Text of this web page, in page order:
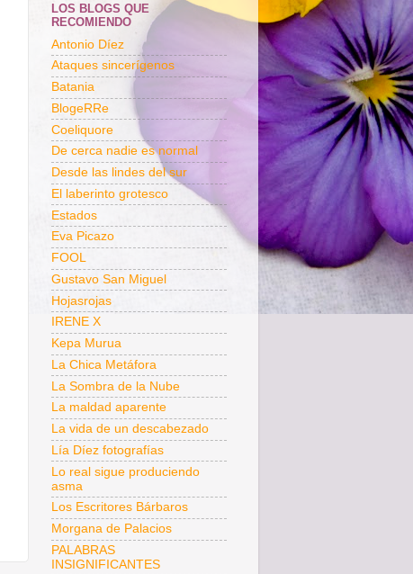
LOS BLOGS QUE
RECOMIENDO
Antonio Díez
Ataques sincerígenos
Batania
BlogeRRe
Coeliquore
De cerca nadie es normal
Desde las lindes del sur
El laberinto grotesco
Estados
Eva Picazo
FOOL
Gustavo San Miguel
Hojasrojas
IRENE X
Kepa Murua
La Chica Metáfora
La Sombra de la Nube
La maldad aparente
La vida de un descabezado
Lía Díez fotografías
Lo real sigue produciendo
asma
Los Escritores Bárbaros
Morgana de Palacios
PALABRAS
INSIGNIFICANTES